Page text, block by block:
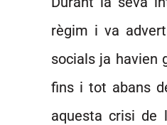
règim i va
socials ja havien
fins i tot abans
aquesta crisi de